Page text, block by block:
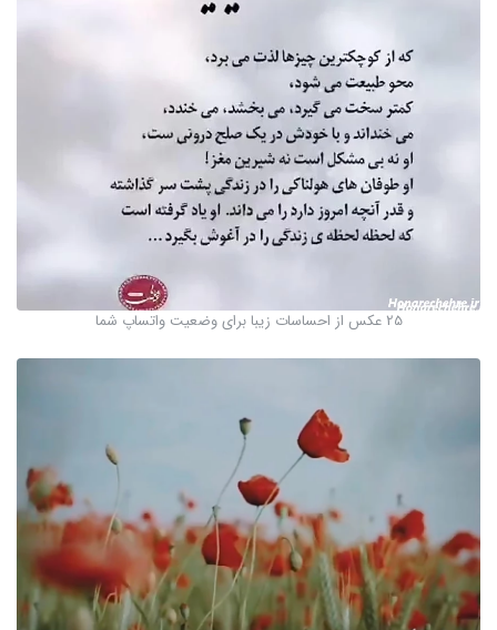
25 عکس از احساسات زیبا برای وضعیت واتساپ شما